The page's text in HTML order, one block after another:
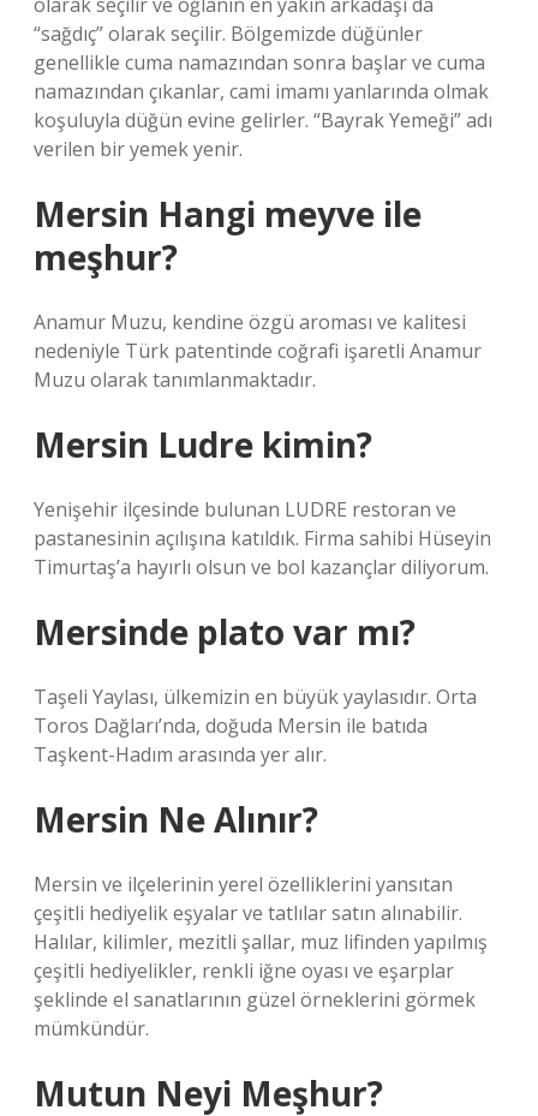
“sağdıç” olarak seçilir. Bölgemizde düğünler
genellikle cuma namazından sonra başlar ve cuma
namazından çıkanlar, cami imamı yanlarında olmak
koşuluyla düğün evine gelirler. “Bayrak Yemeği” adı
verilen bir yemek yenir.
Mersin Hangi meyve ile
meşhur?
Anamur Muzu, kendine özgü aroması ve kalitesi
nedeniyle Türk patentinde coğrafi işaretli Anamur
Muzu olarak tanımlanmaktadır.
Mersin Ludre kimin?
Yenişehir ilçesinde bulunan LUDRE restoran ve
pastanesinin açılışına katıldık. Firma sahibi Hüseyin
Timurtaş’a hayırlı olsun ve bol kazançlar diliyorum.
Mersinde plato var mı?
Taşeli Yaylası, ülkemizin en büyük yaylasıdır. Orta
Toros Dağları’nda, doğuda Mersin ile batıda
Taşkent-Hadım arasında yer alır.
Mersin Ne Alınır?
Mersin ve ilçelerinin yerel özelliklerini yansıtan
çeşitli hediyelik eşyalar ve tatlılar satın alınabilir.
Halılar, kilimler, mezitli şallar, muz lifinden yapılmış
çeşitli hediyelikler, renkli iğne oyası ve eşarplar
şeklinde el sanatlarının güzel örneklerini görmek
mümkündür.
Mutun Neyi Meşhur?